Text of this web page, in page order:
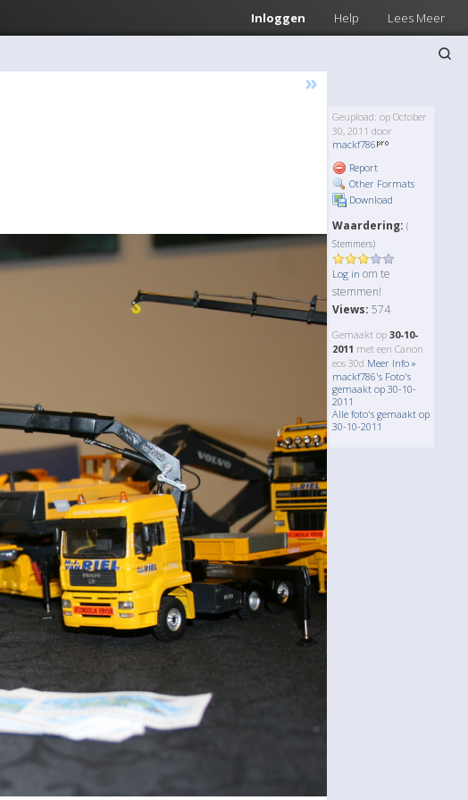
Inloggen Help Lees Meer
»
Geupload: op October
30, 2011 door
mackf786
Report
Other Formats
Download
Waardering: (
Stemmers)
Log in om te
stemmen!
Views: 574
Gemaakt op 30-10-
2011 met een Canon
eos 30d Meer Info »
mackf786's Foto's
gemaakt op 30-10-
2011
Alle foto's gemaakt op
30-10-2011